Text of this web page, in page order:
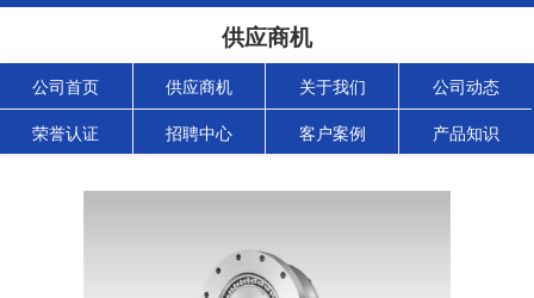
供应商机
公司首页 供应商机 关于我们 公司动态
荣誉认证 招聘中心 客户案例 产品知识